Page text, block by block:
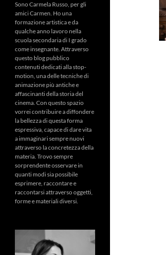
Sono Carmela Russo, per gli
amici Carmen. Ho una
formazione artistica e da
qualche anno lavoro nella
scuola secondaria di I grado
come insegnante. Attraverso
questo blog pubblico
contenuti dedicati alla stop-
motion, una delle tecniche di
animazione più antiche e
affascinanti della storia del
cinema. Con questo spazio
vorrei contribuire a diffondere
la bellezza di questa forma
espressiva, capace di dare vita
a immaginari sempre nuovi
attraverso la concretezza della
materia. Trovo sempre
sorprendente osservare in
quanti modi sia possibile
esprimere, raccontare e
raccontarsi attraverso oggetti,
forme e materiali diversi.